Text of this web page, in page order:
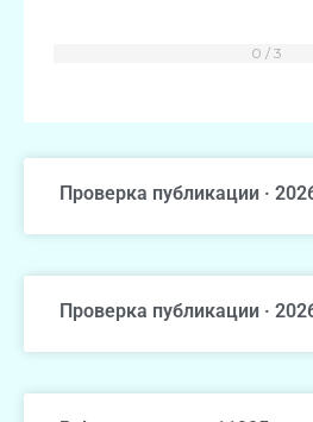
Проверка публикации ·
Проверка публикации ·